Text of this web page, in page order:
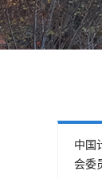
中国
会委